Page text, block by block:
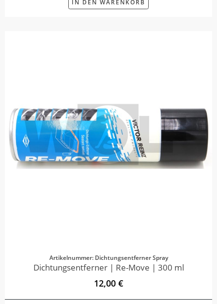
IN DEN WARENKORB
Artikelnummer: Dichtungsentferner Spray
Dichtungsentferner | Re-Move | 300 ml
12,00 €